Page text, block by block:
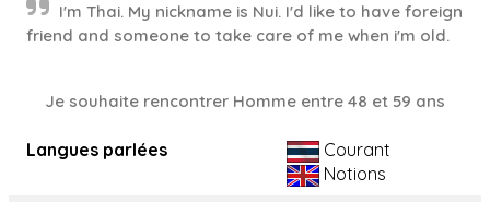
I'm Thai. My nickname is Nui. I'd like to have foreign
friend and someone to take care of me when i'm old.
Je souhaite rencontrer Homme entre 48 et 59 ans
Langues parlées
Courant
Notions